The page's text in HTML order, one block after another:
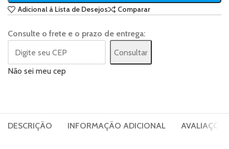
Adicional á Lista de Desejos Comparar
Consulte o frete e o prazo de entrega:
Consultar
Não sei meu cep
DESCRIÇÃO INFORMAÇÃO ADICIONAL